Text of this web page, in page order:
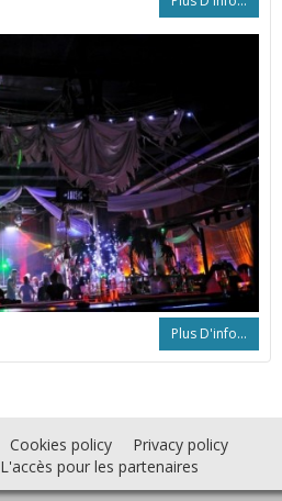
Plus D'info...
Cookies policy
Privacy policy
L'accès pour les partenaires